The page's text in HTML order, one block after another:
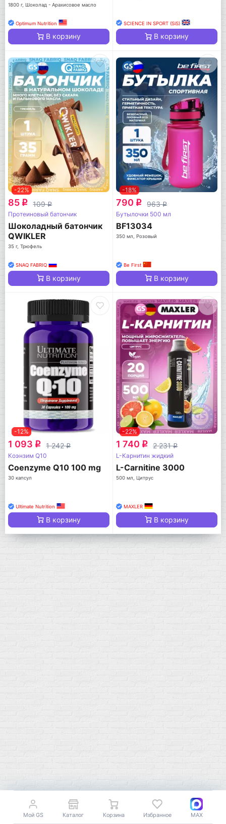
1800 г, Шоколад - Арахисовое масло
Optimum Nutrition
В корзину
SCIENCE IN SPORT (SiS)
В корзину
-22%
85 q 109q
Протеиновый батончик
Шоколадный батончик
QWIKLER
35 г, Трюфель
SNAQ FABRIQ
В корзину
-18%
790 q 963q
Бутылочки 500 мл
BF13034
350 мл, Розовый
Be First
В корзину
-12%
1 093 q 1 242q
Коэнзим Q10
Coenzyme Q10 100 mg
30 капсул
Ultimate Nutrition
В корзину
-22%
1 740 q 2 231q
L-Карнитин жидкий
L-Carnitine 3000
500 мл, Цитрус
MAXLER
В корзину
Акции
Товары по выгодной цене
Мой GS Каталог Корзина Избранное MAX